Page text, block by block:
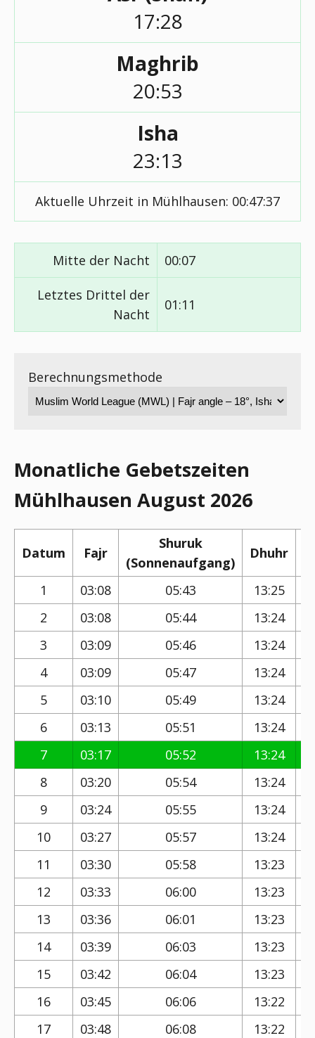
17:28
Maghrib
20:53
Isha
23:13
Aktuelle Uhrzeit in Mühlhausen: 00:47:37
Mitte der Nacht 00:07
Letztes Drittel der
Nacht
01:11
Berechnungsmethode
Monatliche Gebetszeiten
Mühlhausen August 2026
Datum Fajr
Shuruk
(Sonnenaufgang)
Dhuhr
1
03:08 05:43 13:25
2
03:08 05:44 13:24
3
03:09 05:46 13:24
4
03:09 05:47 13:24
5
03:10 05:49 13:24
6
03:13 05:51 13:24
7
03:17 05:52 13:24
8
03:20 05:54 13:24
9
03:24 05:55 13:24
10
03:27 05:57 13:24
11
03:30 05:58 13:23
12
03:33 06:00 13:23
13
03:36 06:01 13:23
14
03:39 06:03 13:23
15
03:42 06:04 13:23
16
03:45 06:06 13:22
17
03:48 06:08 13:22